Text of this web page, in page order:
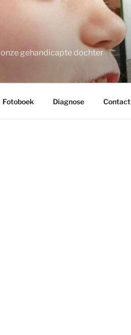
gehandicapte dochter
Fotoboek Diagnose Contact